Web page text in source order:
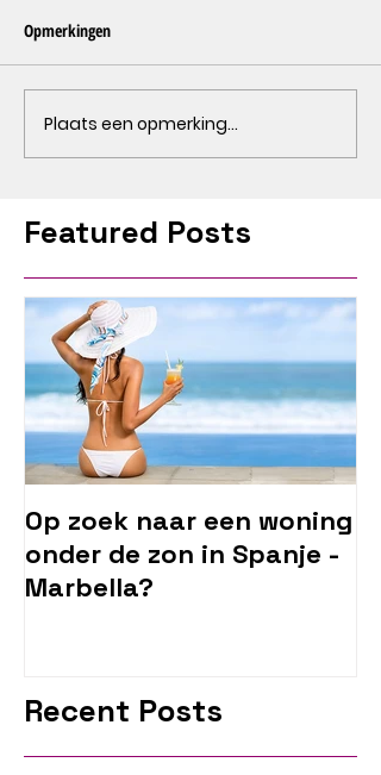
Opmerkingen
Plaats een opmerking...
Featured Posts
Op zoek naar een woning
onder de zon in Spanje -
Marbella?
Recent Posts